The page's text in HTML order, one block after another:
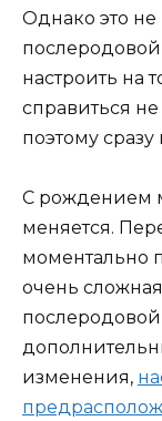
Однако это не
настроить на
справиться
поэтому
С рождением
меняется.
моментально
очень
изменения,